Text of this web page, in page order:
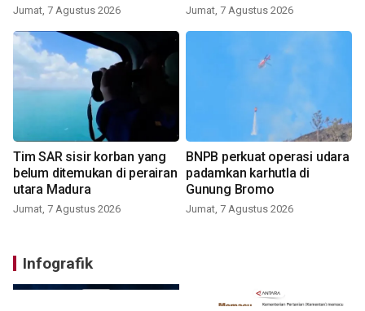
Jumat, 7 Agustus 2026 Jumat, 7 Agustus 2026
Tim SAR sisir korban yang
belum ditemukan di perairan
utara Madura
Jumat, 7 Agustus 2026
BNPB perkuat operasi udara
padamkan karhutla di
Gunung Bromo
Jumat, 7 Agustus 2026
Infografik